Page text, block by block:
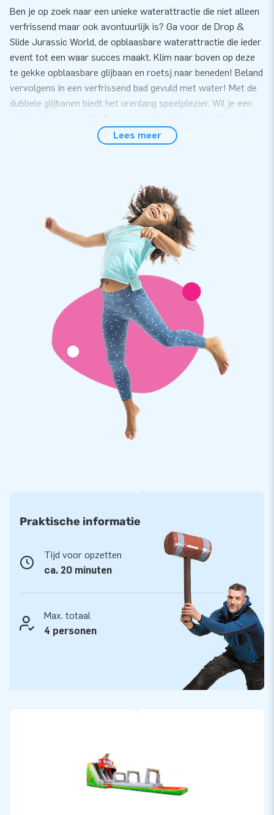
Ben je op zoek naar een unieke waterattractie die niet alleen
verfrissend maar ook avontuurlijk is? Ga voor de Drop &
Slide Jurassic World, de opblaasbare waterattractie die ieder
event tot een waar succes maakt. Klim naar boven op deze
te gekke opblaasbare glijbaan en roetsj naar beneden! Beland
vervolgens in een verfrissend bad gevuld met water! Met de
dubbele glijbanen biedt het urenlang speelplezier. Wil je een
opblaasbare attractie die gegarandeerd de aandacht trekt
van zowel kinderen als hun ouders? Ga dan voor deze gave
Bij JB Inflatables beschikken we over een uitgebreid aanbod
aan opblaasbare waterglijbanen, klaar om elk evenement om
te toveren in een onvergetelijke ervaring. Kies voor de Drop
& Slide Jurassic World en je kunt rekenen op snelle levering,
waardoor je je klanten direct kunt verrassen met dit unieke
wateravontuur. Elk van onze waterglijbanen staat garant
voor kwaliteit, duurzaamheid en eenvoud in onderhoud. En
mocht er toch iets aan de hand zijn, dan staan we altijd voor
je klaar met onze garantieservice.
JB Inflatables: Dé Partner in de Wondere Wereld
van Inflatables
Al jarenlang is JB een vertrouwde naam als het gaat om het
leveren van inflatables in alle soorten en maten. Ons team
van designers, verkopers en medewerkers op het gebied van
logistiek en service zorgt elke dag weer voor unieke
Lees meer
Praktische informatie
Tijd voor opzetten
ca. 20 minuten
Max. totaal
4 personen